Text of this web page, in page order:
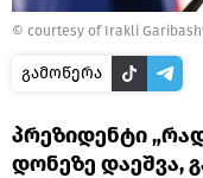
© courtesy of Irakli
გამოწერა
პრეზიდენტი
დონეზე დაეშვა,